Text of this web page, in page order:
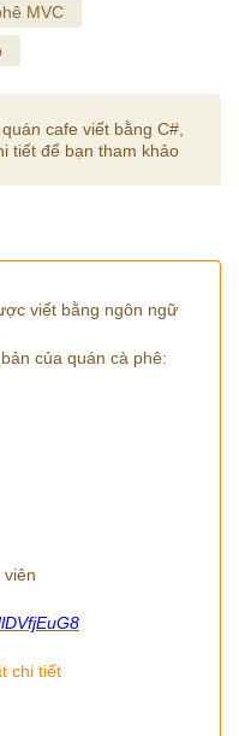
MVC
cafe viết bằng C#,
tiết để bạn tham khảo
viết bằng ngôn ngữ
của quán cà phê:
chi tiết